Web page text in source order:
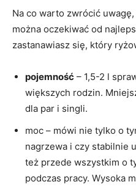
Na co warto zwrócić
można oczekiwać od
zastanawiasz się, który
pojemność – 1,5-2 l
większych rodzin.
dla par i singli.
moc – mówi nie tylko o
nagrzewa i czy stabilnie
też przede wszystkim o
podczas pracy. Wysoka